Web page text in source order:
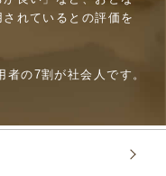
れているとの評価を
者の7割が社会人です。